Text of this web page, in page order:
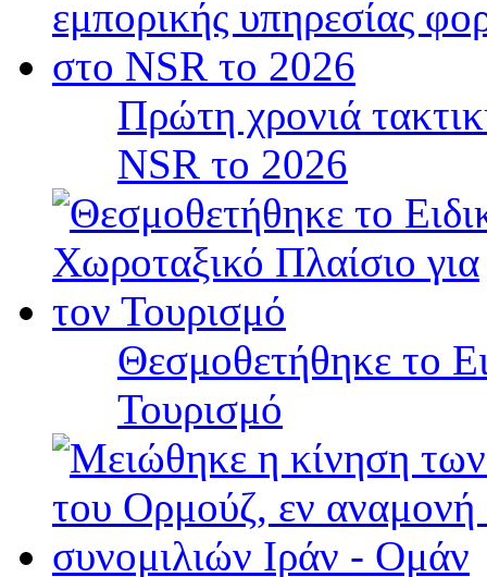
Πρώτη χρονιά
NSR το 2026
Θεσμοθετήθηκε το
Τουρισμό